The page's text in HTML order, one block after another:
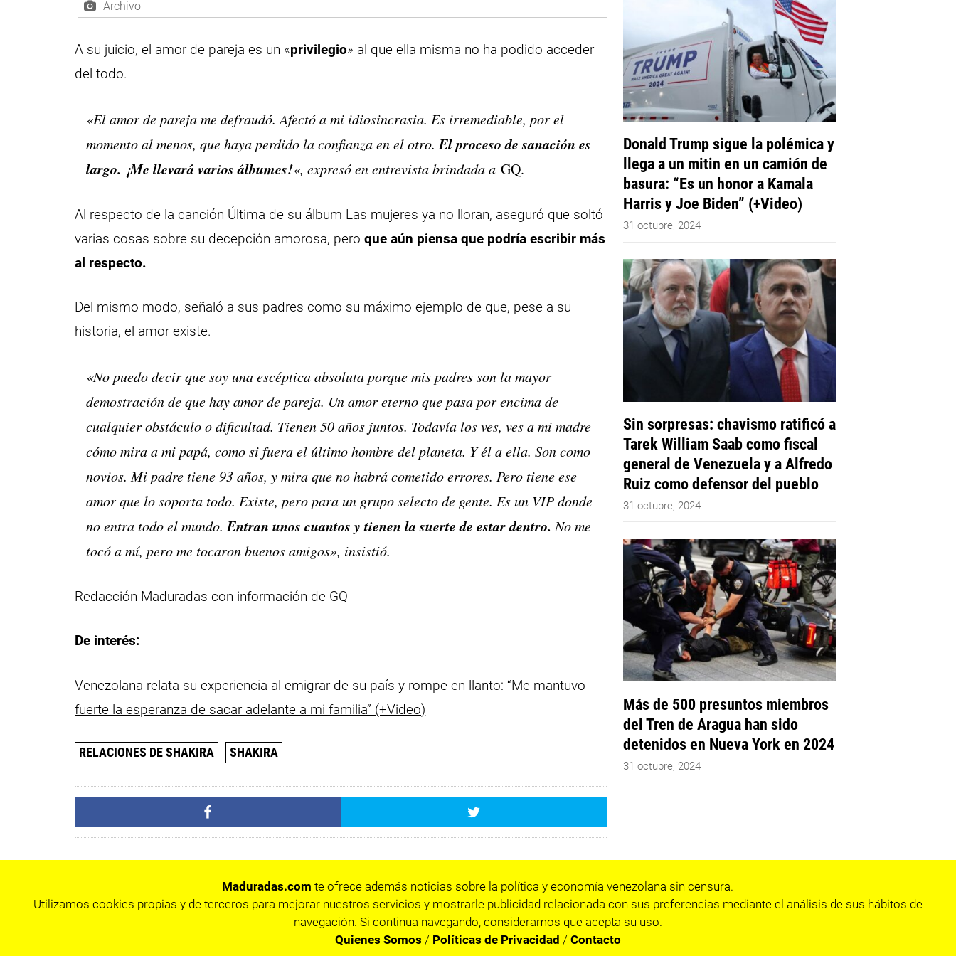
Archivo
A su juicio, el amor de pareja es un «privilegio» al que ella misma no ha podido acceder
del todo.
«El amor de pareja me defraudó. Afectó a mi idiosincrasia. Es irremediable, por el
momento al menos, que haya perdido la confianza en el otro.El proceso de sanación es
largo. ¡Me llevará varios álbumes!«, expresó en entrevista brindada aGQ.
Al respecto de la canción Última de su álbum Las mujeres ya no lloran, aseguró que soltó
varias cosas sobre su decepción amorosa, pero que aún piensa que podría escribir más
al respecto.
Del mismo modo, señaló a sus padres como su máximo ejemplo de que, pese a su
historia, el amor existe.
«No puedo decir que soy una escéptica absoluta porque mis padres son la mayor
demostración de que hay amor de pareja. Un amor eterno que pasa por encima de
cualquier obstáculo o dificultad. Tienen 50 años juntos. Todavía los ves, ves a mi madre
cómo mira a mi papá, como si fuera el último hombre del planeta. Y él a ella. Son como
novios. Mi padre tiene 93 años, y mira que no habrá cometido errores. Pero tiene ese
amor que lo soporta todo. Existe, pero para un grupo selecto de gente. Es un VIP donde
no entra todo el mundo. Entran unos cuantos y tienen la suerte de estar dentro. No me
tocó a mí, pero me tocaron buenos amigos», insistió.
Redacción Maduradas con información de GQ
De interés:
Venezolana relata su experiencia al emigrar de su país y rompe en llanto: “Me mantuvo
fuerte la esperanza de sacar adelante a mi familia” (+Video)
RELACIONES DE SHAKIRA SHAKIRA
Donald Trump sigue la polémica y
llega a un mitin en un camión de
basura: “Es un honor a Kamala
Harris y Joe Biden” (+Video)
31 octubre, 2024
Sin sorpresas: chavismo ratificó a
Tarek William Saab como fiscal
general de Venezuela y a Alfredo
Ruiz como defensor del pueblo
31 octubre, 2024
Más de 500 presuntos miembros
del Tren de Aragua han sido
detenidos en Nueva York en 2024
31 octubre, 2024
Maduradas.com te ofrece además noticias sobre la política y economía venezolana sin censura.
Utilizamos cookies propias y de terceros para mejorar nuestros servicios y mostrarle publicidad relacionada con sus preferencias mediante el análisis de sus hábitos de
navegación. Si continua navegando, consideramos que acepta su uso.
Quienes Somos / Políticas de Privacidad / Contacto